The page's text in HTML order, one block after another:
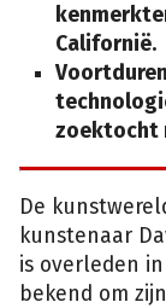
Californië.
zoektocht
De
kunstenaar
is overleden
bekend om